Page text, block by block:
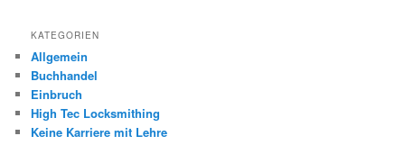
KATEGORIEN
Allgemein
Buchhandel
Einbruch
High Tec Locksmithing
Keine Karriere mit Lehre